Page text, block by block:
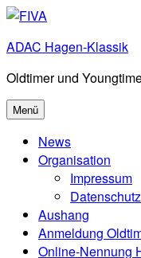
Zum
springen
ADAC Hagen-Klassik
Oldtimer und
Menü
News
Organisation
Impressum
Datenschutz
Aushang
Anmeldung
Online-Nennung